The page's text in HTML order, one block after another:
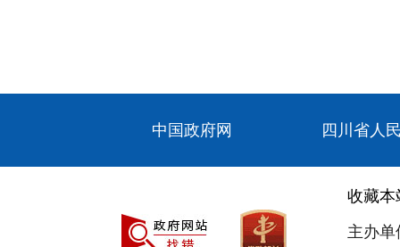
中国政府网 四川省人
收藏本
主办